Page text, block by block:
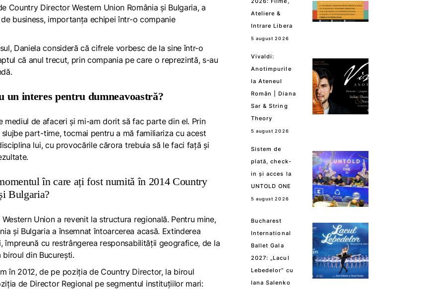
Country Director Western Union România și Bulgaria, a
business, importanța echipei într-o companie
Daniela consideră că cifrele vorbesc de la sine într-o
că anul trecut, prin compania pe care o reprezintă, s-au
un interes pentru dumneavoastră?
mediul de afaceri și mi-am dorit să fac parte din el. Prin
part-time, tocmai pentru a mă familiariza cu acest
lui, cu provocările cărora trebuia să le faci față și
în care ați fost numită în 2014 Country
Bulgaria?
Union a revenit la structura regională. Pentru mine,
și Bulgaria a însemnat întoarcerea acasă. Extinderea
cu restrângerea responsabilității geografice, de la
biroul din București.
în 2012, de pe poziția de Country Director, la biroul
de Director Regional pe segmentul instituțiilor mari:
Ateliere &
Intrare Libera
5 august 2026
Vivaldi:
Anotimpurile
la Ateneul
Român | Diana
Sar & String
Theory
5 august 2026
Sistem de
plată, check-
in și acces la
UNTOLD ONE
5 august 2026
Bucharest
International
Ballet Gala
2027: „Lacul
Lebedelor” cu
Iana Salenko